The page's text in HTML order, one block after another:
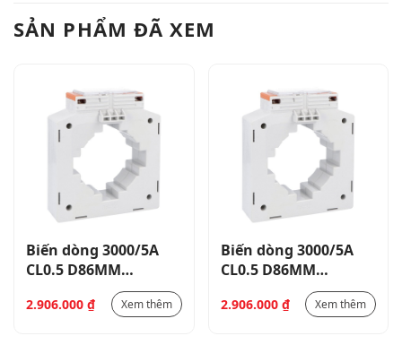
SẢN PHẨM ĐÃ XEM
Biến dòng 3000/5A
CL0.5 D86MM
2.906.000 ₫ Xem thêm
Biến dòng 3000/5A
CL0.5 D86MM
2.906.000 ₫ Xem thêm